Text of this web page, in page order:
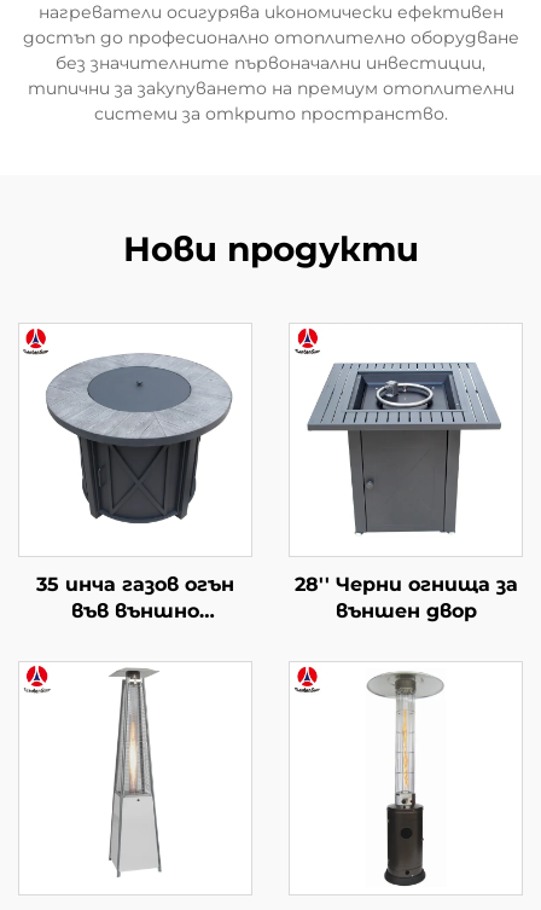
нагреватели осигурява икономически ефективен
достъп до професионално отоплително оборудване
без значителните първоначални инвестиции,
типични за закупуването на премиум отоплителни
системи за открито пространство.
Нови продукти
35 инча газов огън
във външно
28'' Черни огнища за
външен двор